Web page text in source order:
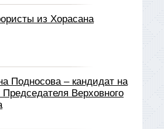
из Хорасана
Подносова – кандидат на
Председателя Верховного